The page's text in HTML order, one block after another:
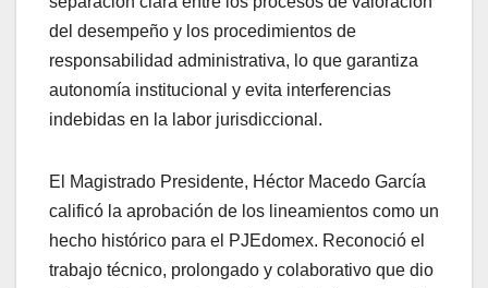
del desempeño y los procedimientos de
responsabilidad administrativa, lo que garantiza
autonomía institucional y evita interferencias
indebidas en la labor jurisdiccional.
El Magistrado Presidente, Héctor Macedo García
calificó la aprobación de los lineamientos como un
hecho histórico para el PJEdomex. Reconoció el
trabajo técnico, prolongado y colaborativo que dio